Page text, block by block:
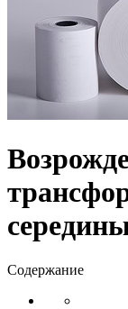
Содержание